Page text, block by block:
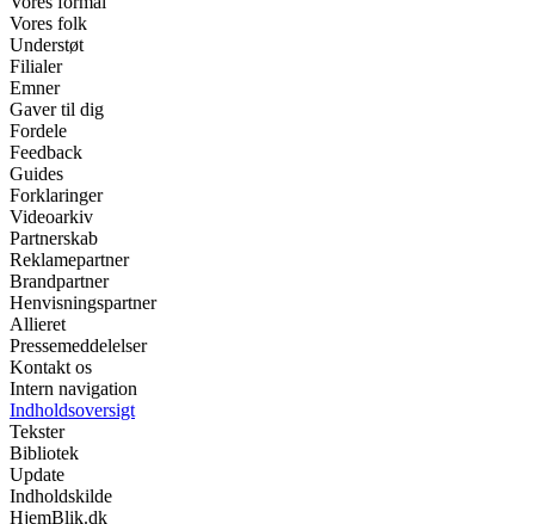
Vores folk
Understøt
Filialer
Emner
Gaver til dig
Fordele
Feedback
Guides
Forklaringer
Videoarkiv
Partnerskab
Reklamepartner
Brandpartner
Henvisningspartner
Allieret
Pressemeddelelser
Kontakt os
Intern navigation
Indholdsoversigt
Tekster
Bibliotek
Update
Indholdskilde
HjemBlik.dk